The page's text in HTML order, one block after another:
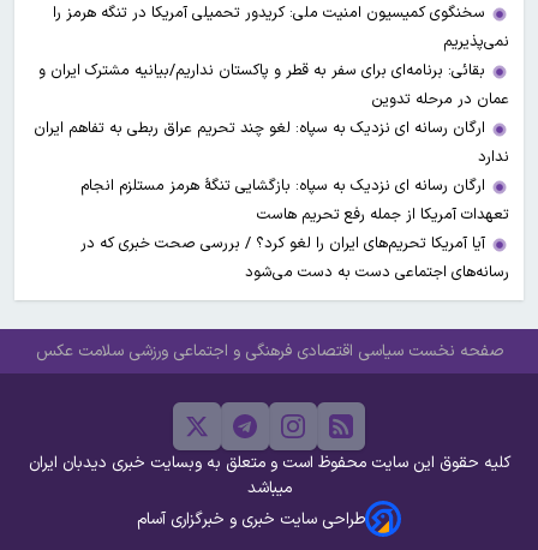
سخنگوی کمیسیون امنیت ملی: کریدور تحمیلی آمریکا در تنگه هرمز را
نمی‌پذیریم
بقائی: برنامه‌ای برای سفر به قطر و پاکستان نداریم/بیانیه مشترک ایران و
عمان در مرحله تدوین
ارگان رسانه ای نزدیک به سپاه: لغو چند تحریم عراق ربطی به تفاهم ایران
ندارد
ارگان رسانه ای نزدیک به سپاه: بازگشایی تنگۀ هرمز مستلزم انجام
تعهدات آمریکا از جمله رفع تحریم هاست
آیا آمریکا تحریم‌های ایران را لغو کرد؟ / بررسی صحت خبری که در
رسانه‌های اجتماعی دست به دست می‌شود
صفحه نخست سیاسی اقتصادی فرهنگی و اجتماعی ورزشی سلامت عکس
کلیه حقوق این سایت محفوظ است و متعلق به وبسایت خبری دیدبان ایران
میباشد
طراحی سایت خبری و خبرگزاری آسام